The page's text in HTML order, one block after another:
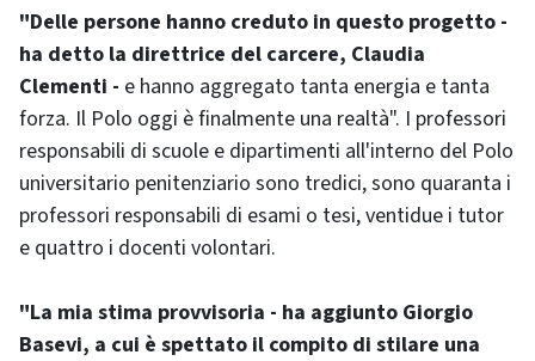
"Delle persone hanno creduto in questo progetto -
ha detto la direttrice del carcere, Claudia
Clementi - e hanno aggregato tanta energia e tanta
forza. Il Polo oggi è finalmente una realtà". I professori
responsabili di scuole e dipartimenti all'interno del Polo
universitario penitenziario sono tredici, sono quaranta i
professori responsabili di esami o tesi, ventidue i tutor
e quattro i docenti volontari.
"La mia stima provvisoria - ha aggiunto Giorgio
Basevi, a cui è spettato il compito di stilare una